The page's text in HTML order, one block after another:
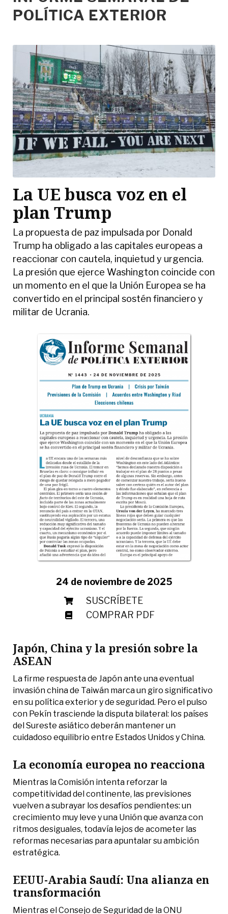
POLÍTICA EXTERIOR
La UE busca voz en el
plan Trump
La propuesta de paz impulsada por Donald
Trump ha obligado a las capitales europeas a
reaccionar con cautela, inquietud y urgencia.
La presión que ejerce Washington coincide con
un momento en el que la Unión Europea se ha
convertido en el principal sostén financiero y
militar de Ucrania.
24 de noviembre de 2025
SUSCRÍBETE
COMPRAR PDF
Japón, China y la presión sobre la
ASEAN
La firme respuesta de Japón ante una eventual
invasión china de Taiwán marca un giro significativo
en su política exterior y de seguridad. Pero el pulso
con Pekín trasciende la disputa bilateral: los países
del Sureste asiático deberán mantener un
cuidadoso equilibrio entre Estados Unidos y China.
La economía europea no reacciona
Mientras la Comisión intenta reforzar la
competitividad del continente, las previsiones
vuelven a subrayar los desafíos pendientes: un
crecimiento muy leve y una Unión que avanza con
ritmos desiguales, todavía lejos de acometer las
reformas necesarias para apuntalar su ambición
estratégica.
EEUU-Arabia Saudí: Una alianza en
transformación
Mientras el Consejo de Seguridad de la ONU